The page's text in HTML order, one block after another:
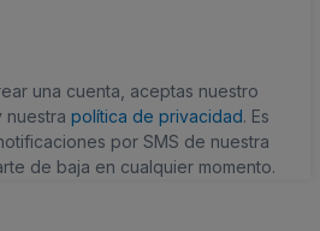
una cuenta, aceptas nuestro
nuestra política de privacidad. Es
por SMS de nuestra
de baja en cualquier momento.